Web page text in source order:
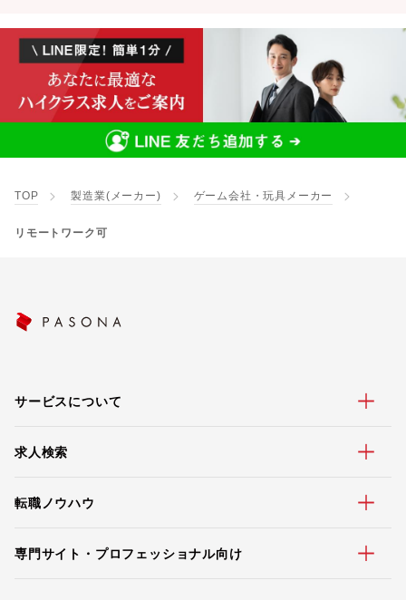
TOP 製造業(メーカー) ゲーム会社・玩具メーカー
リモートワーク可
サービスについて
求人検索
転職ノウハウ
専門サイト・プロフェッショナル向け